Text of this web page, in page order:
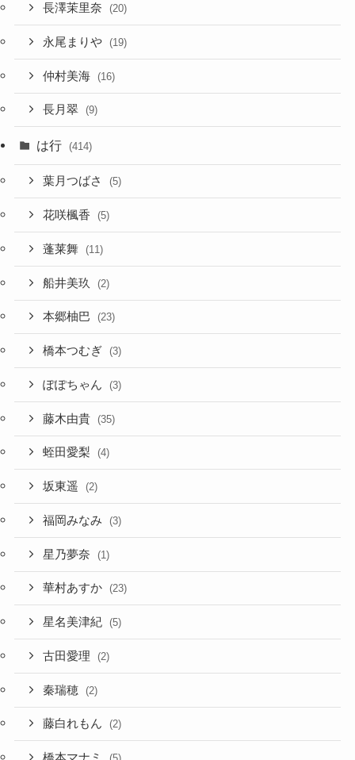
長澤茉里奈 (20)
永尾まりや (19)
仲村美海 (16)
長月翠 (9)
は行 (414)
葉月つばさ (5)
花咲楓香 (5)
蓬莱舞 (11)
船井美玖 (2)
本郷柚巴 (23)
橋本つむぎ (3)
ぽぽちゃん (3)
藤木由貴 (35)
蛭田愛梨 (4)
坂東遥 (2)
福岡みなみ (3)
星乃夢奈 (1)
華村あすか (23)
星名美津紀 (5)
古田愛理 (2)
秦瑞穂 (2)
藤白れもん (2)